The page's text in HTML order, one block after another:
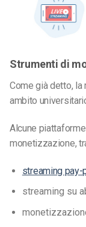
Strumenti di
Come già detto,
ambito
Alcune
monetizzazione,
streaming
streaming su